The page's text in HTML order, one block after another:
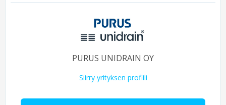
PURUS UNIDRAIN OY
Siirry yrityksen profiili